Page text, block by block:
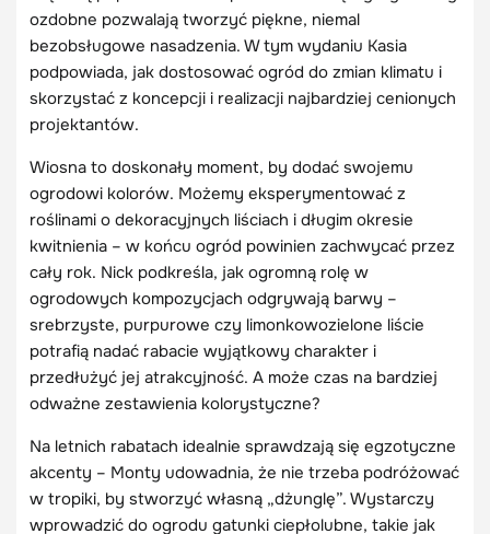
ozdobne pozwalają tworzyć piękne, niemal
bezobsługowe nasadzenia. W tym wydaniu Kasia
podpowiada, jak dostosować ogród do zmian klimatu i
skorzystać z koncepcji i realizacji najbardziej cenionych
projektantów.
Wiosna to doskonały moment, by dodać swojemu
ogrodowi kolorów. Możemy eksperymentować z
roślinami o dekoracyjnych liściach i długim okresie
kwitnienia – w końcu ogród powinien zachwycać przez
cały rok. Nick podkreśla, jak ogromną rolę w
ogrodowych kompozycjach odgrywają barwy –
srebrzyste, purpurowe czy limonkowozielone liście
potrafią nadać rabacie wyjątkowy charakter i
przedłużyć jej atrakcyjność. A może czas na bardziej
odważne zestawienia kolorystyczne?
Na letnich rabatach idealnie sprawdzają się egzotyczne
akcenty – Monty udowadnia, że nie trzeba podróżować
w tropiki, by stworzyć własną „dżunglę”. Wystarczy
wprowadzić do ogrodu gatunki ciepłolubne, takie jak